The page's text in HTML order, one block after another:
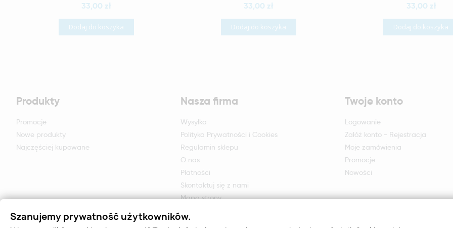
33,00 zł
Dodaj do koszyka
33,00 zł
Dodaj do koszyka
33,00 zł
Dodaj do koszyka
Produkty
Promocje
Nowe produkty
Najczęściej kupowane
Nasza firma
Wysyłka
Polityka Prywatności i Cookies
Regulamin sklepu
O nas
Płatności
Skontaktuj się z nami
Mapa strony
Twoje konto
Logowanie
Załóż konto - Rejestracja
Moje zamówienia
Promocje
Nowości
Szanujemy prywatność użytkowników.